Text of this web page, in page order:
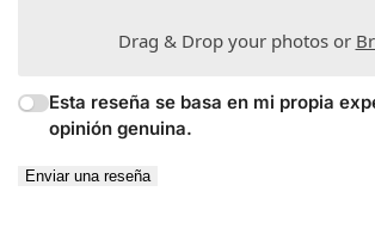
Drag & Drop your photos or
Esta reseña se basa en mi propia
opinión genuina.
Enviar una reseña